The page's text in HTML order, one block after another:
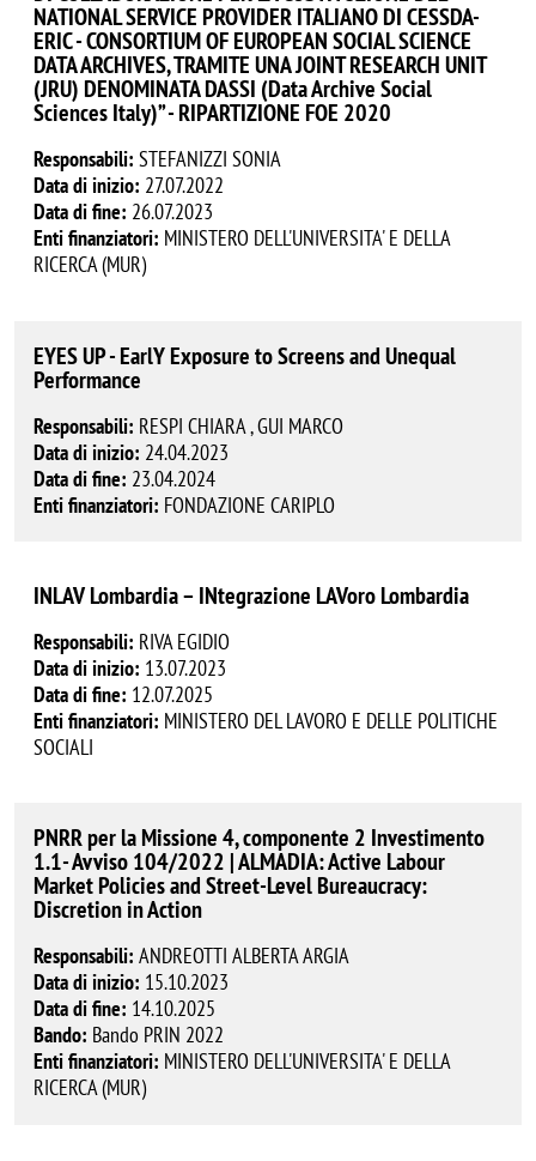
NATIONAL SERVICE PROVIDER ITALIANO DI CESSDA-
ERIC - CONSORTIUM OF EUROPEAN SOCIAL SCIENCE
DATA ARCHIVES, TRAMITE UNA JOINT RESEARCH UNIT
(JRU) DENOMINATA DASSI (Data Archive Social
Sciences Italy)” - RIPARTIZIONE FOE 2020
Responsabili: STEFANIZZI SONIA
Data di inizio: 27.07.2022
Data di fine: 26.07.2023
Enti finanziatori: MINISTERO DELL'UNIVERSITA' E DELLA
RICERCA (MUR)
EYES UP - EarlY Exposure to Screens and Unequal
Performance
Responsabili: RESPI CHIARA , GUI MARCO
Data di inizio: 24.04.2023
Data di fine: 23.04.2024
Enti finanziatori: FONDAZIONE CARIPLO
INLAV Lombardia – INtegrazione LAVoro Lombardia
Responsabili: RIVA EGIDIO
Data di inizio: 13.07.2023
Data di fine: 12.07.2025
Enti finanziatori: MINISTERO DEL LAVORO E DELLE POLITICHE
SOCIALI
PNRR per la Missione 4, componente 2 Investimento
1.1- Avviso 104/2022 | ALMADIA: Active Labour
Market Policies and Street-Level Bureaucracy:
Discretion in Action
Responsabili: ANDREOTTI ALBERTA ARGIA
Data di inizio: 15.10.2023
Data di fine: 14.10.2025
Bando: Bando PRIN 2022
Enti finanziatori: MINISTERO DELL'UNIVERSITA' E DELLA
RICERCA (MUR)